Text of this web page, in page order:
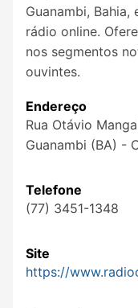
Guanambi,
rádio online.
nos segmentos
ouvintes.
Endereço
Rua Otávio
Guanambi (BA) -
Telefone
(77) 3451-1348
Site
https://